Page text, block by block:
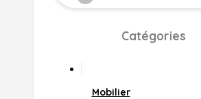
Catégories
Mobilier